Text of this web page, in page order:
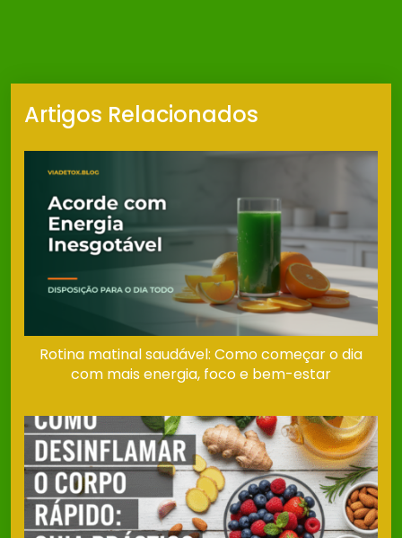
Artigos Relacionados
Rotina matinal saudável: Como começar o dia
com mais energia, foco e bem-estar